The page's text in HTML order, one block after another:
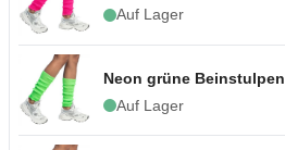
Auf Lager
Neon grüne Beinstulpen
Auf Lager